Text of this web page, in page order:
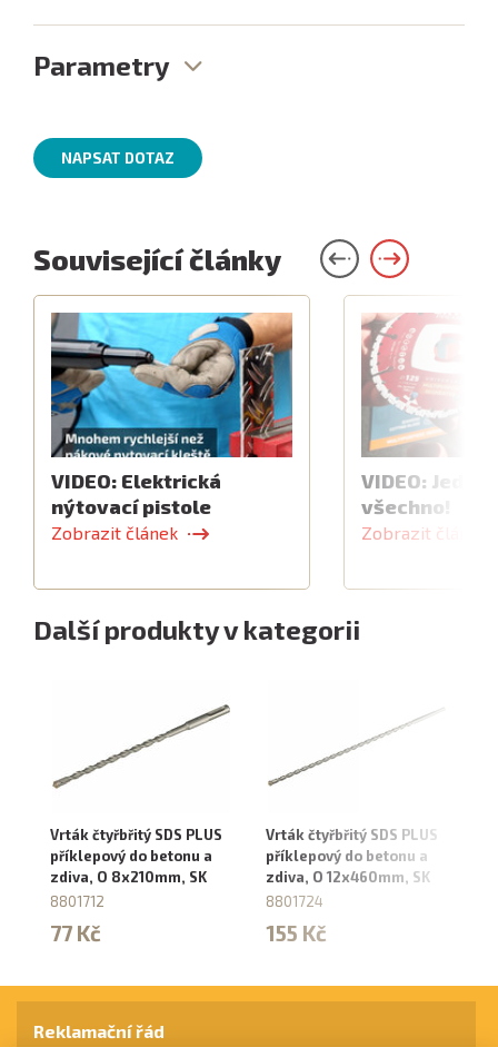
Parametry
NAPSAT DOTAZ
Související články
VIDEO: Elektrická
nýtovací pistole
Zobrazit článek
VIDEO:
všechno!
Zobrazit článek
Další produkty v kategorii
Vrták čtyřbřitý SDS PLUS
příklepový do betonu a
zdiva, O 8x210mm, SK
8801712
77 Kč
Vrták čtyřbřitý SDS PLUS
příklepový do betonu a
zdiva, O 12x460mm, SK
8801724
155 Kč
Reklamační řád